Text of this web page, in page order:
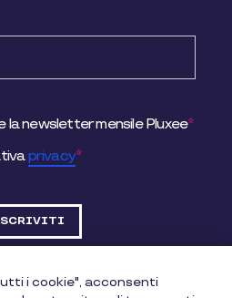
la newsletter mensile Pluxee*
privacy*
i cookie", acconsenti